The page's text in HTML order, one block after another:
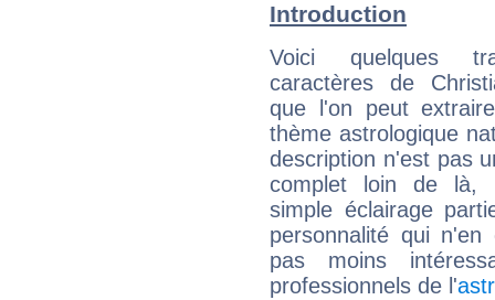
Introduction
Voici quelques
caractères de
que l'on peut
thème astrologique
description n'est pas
complet loin de là,
simple éclairage
personnalité qui n'en
pas moins
professionnels de l'